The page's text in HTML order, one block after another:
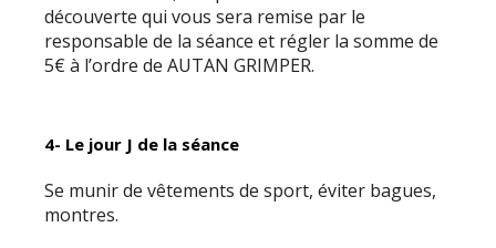
découverte qui vous sera remise par le
responsable de la séance et régler la somme de
5€ à l’ordre de AUTAN GRIMPER.
4- Le jour J de la séance
Se munir de vêtements de sport, éviter bagues,
montres.